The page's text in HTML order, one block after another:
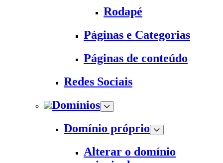
Rodapé
Páginas e Categorias
Páginas de conteúdo
Redes Sociais
Domínios
Domínio próprio
Alterar o domínio